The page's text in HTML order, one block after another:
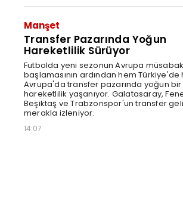
Manşet
Transfer Pazarında Yoğun
Hareketlilik Sürüyor
Futbolda yeni sezonun Avrupa
başlamasının ardından hem Türkiye'de
Avrupa'da transfer pazarında yoğun bir
hareketlilik yaşanıyor. Galatasaray,
Beşiktaş ve Trabzonspor'un transfer
merakla izleniyor.
14:07